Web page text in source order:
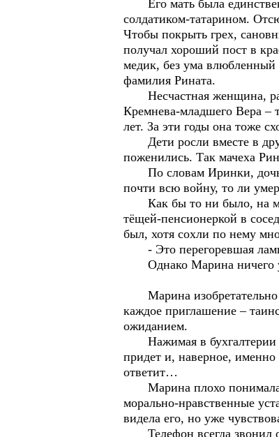
Его мать была
солдатиком-татарином.
Чтобы покрыть грех,
получал хороший пост в
медик, без ума влюбленный
фамилия Рината.
Несчастная женщина,
Кремнева-младшего Вера –
лет. За эти годы она тоже
Дети росли вместе в
поженились. Так мачеха
По словам Иринки, дочь
почти всю войну, то ли
Как бы то ни было, на
тёщей-пенсионеркой в
был, хотя сохли по нему
- Это перегоревшая
Однако Марина ничего
Марина изобретательно
каждое приглашение –
ожиданием.
Нажимая в бухгалтерии
придет и, наверное, именно
ответит…
Марина плохо понимала
морально-нравственные
видела его, но уже
Телефон всегда звонил